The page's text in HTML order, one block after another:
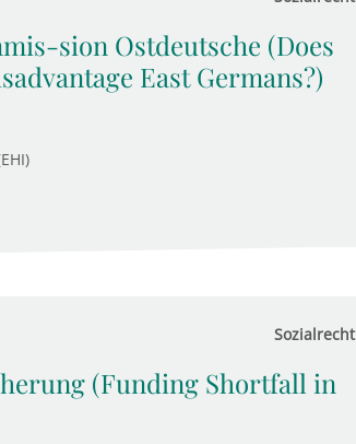
sion Ostdeutsche (Does
East Germans?)
Sozialrecht
(Funding Shortfall in